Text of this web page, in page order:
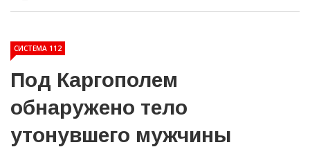
СИСТЕМА 112
Под Каргополем
обнаружено тело
утонувшего мужчины